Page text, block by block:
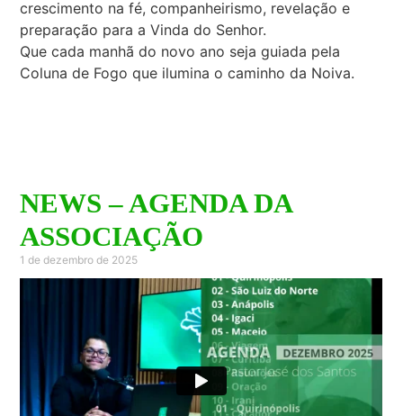
crescimento na fé, companheirismo, revelação e
preparação para a Vinda do Senhor.
Que cada manhã do novo ano seja guiada pela
Coluna de Fogo que ilumina o caminho da Noiva.
NEWS – AGENDA DA
ASSOCIAÇÃO
1 de dezembro de 2025